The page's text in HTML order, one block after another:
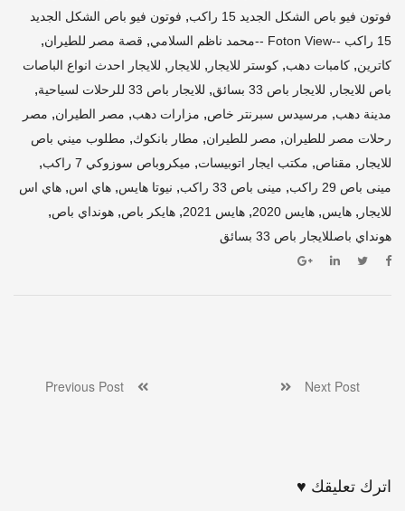
فوتون فيو باص الشكل الجديد 15 راكب , فوتون فيو باص الشكل الجديد
15 راكب --Foton View --محمد ناظم السلامي
, قصة مصر للطيران,
كاترين, كامبات دهب, كوستر للايجار , للايجار , للايجار احدث انواع الباصات
باص للايجار , للايجار باص 33 بسائق , للايجار باص 33 للرحلات لسياحية ,
مدينة دهب, مرسيدس سبرنتر خاص, مزارات دهب, مصر الطيران, مصر
رحلات مصر للطيران, مصر للطيران, مطار بانكوك, مطلوب ميني باص
للايجار , مقناص, مكتب ايجار اتوبيسات, ميكروباص سوزوكي 7 راكب ,
مينى باص 29 راكب , مينى باص 33 راكب , نيوتا هايس, هاي اس, هاي اس
للايجار , هايس, هايس 2020 , هايس 2021 , هايكر باص, هونداي باص,
هونداي باصللايجار باص 33 بسائق
Next Post
اترك تعليقك ♥